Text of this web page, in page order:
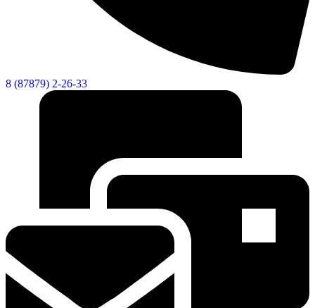
Городская Среда
8 (87879) 2-26-33